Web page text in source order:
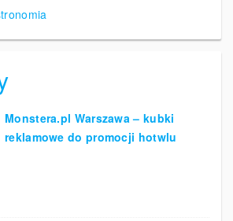
Monstera.pl Warszawa – kubki
reklamowe do promocji hotwlu